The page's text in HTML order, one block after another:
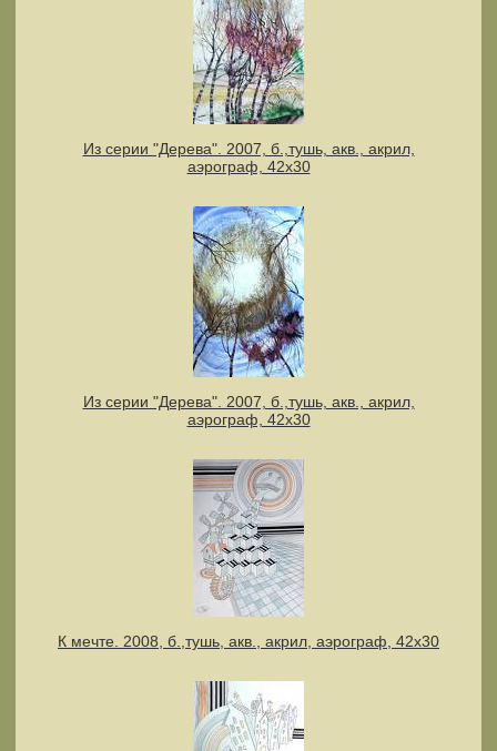
Из серии "Дерева". 2007, б.,тушь, акв., акрил,
аэрограф, 42х30
Из серии "Дерева". 2007, б.,тушь, акв., акрил,
аэрограф, 42х30
К мечте. 2008, б.,тушь, акв., акрил, аэрограф, 42х30